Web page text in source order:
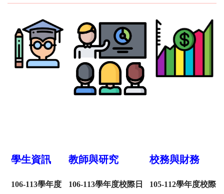
學生資訊 教師與研究 校務與財務
106-113學年度
106-113學年度校際日
105-112學年度校際